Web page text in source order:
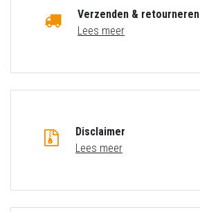
Verzenden & retourneren
Lees meer
Disclaimer
Lees meer